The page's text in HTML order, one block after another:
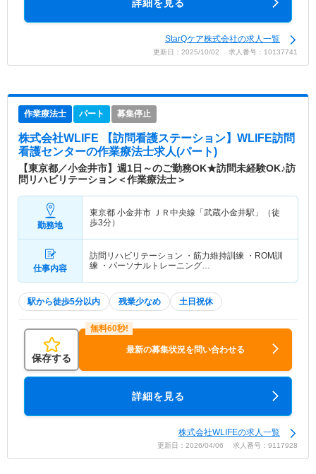
詳細を見る
StarQケア株式会社の求人一覧
更新日：2025/10/02 求人番号：10137741
作業療法士 パート 募集停止
株式会社WLIFE 【訪問看護ステーション】WLIFE訪問
看護センターの作業療法士求人(パート)
【東京都／小金井市】週1日～のご勤務OK★訪問未経験OK♪訪
問リハビリテーション＜作業療法士＞
勤務地
東京都 小金井市 ＪＲ中央線「武蔵小金井駅」（徒
歩3分）
仕事内容
訪問リハビリテーション ・筋力維持訓練 ・ROM訓
練 ・パーソナルトレーニング…
駅から徒歩5分以内 残業少なめ 土日祝休
保存する
最新の募集状況を問い合わせる
詳細を見る
株式会社WLIFEの求人一覧
更新日：2026/04/06 求人番号：9117928